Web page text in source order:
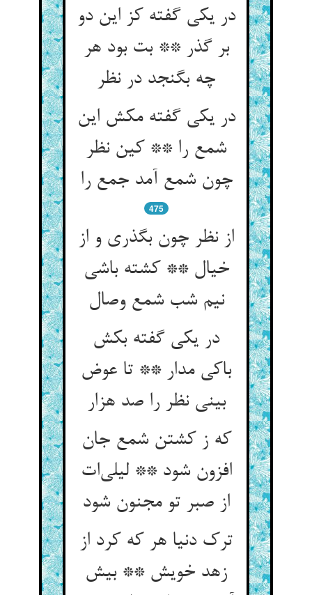
در یکی گفته کز این دو
بر گذر ** بت بود هر
چه بگنجد در نظر
در یکی گفته مکش این
شمع را ** کین نظر
چون شمع آمد جمع را
475
از نظر چون بگذری و از
خیال ** کشته باشی
نیم شب شمع وصال‌‌
در یکی گفته بکش
باکی مدار ** تا عوض
بینی نظر را صد هزار
که ز کشتن شمع جان
افزون شود ** لیلی‌‌ات
از صبر تو مجنون شود
ترک دنیا هر که کرد از
زهد خویش ** بیش